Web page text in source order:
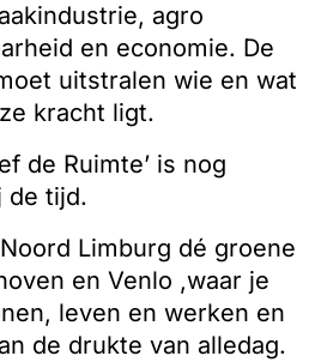
agro
en economie. De
uitstralen wie en wat
kracht ligt.
de Ruimte’ is nog
de tijd.
Limburg dé groene
en Venlo ,waar je
leven en werken en
de drukte van alledag.